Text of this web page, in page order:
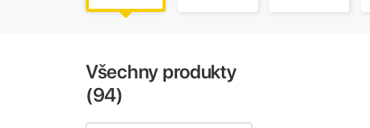
Všechny produkty
(94)